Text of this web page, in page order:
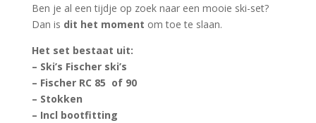
Ben je al een tijdje op zoek naar een mooie ski-set?
Dan is dit het moment om toe te slaan.
Het set bestaat uit:
– Ski’s Fischer ski’s
– Fischer RC 85 of 90
– Stokken
– Incl bootfitting